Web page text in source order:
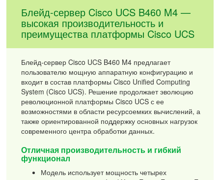
Блейд-сервер Cisco UCS B460 M4 —
высокая производительность и
преимущества платформы Cisco UCS
Блейд-сервер Cisco UCS B460 M4 предлагает
пользователю мощную аппаратную конфигурацию и
входит в состав платформы Cisco Unified Computing
System (Cisco UCS). Решение продолжает эволюцию
революционной платформы Cisco UCS с ее
возможностями в области ресурсоемких вычислений, а
также ориентированной поддержку основных нагрузок
современного центра обработки данных.
Отличная производительность и гибкий
функционал
Модель использует мощность четырех